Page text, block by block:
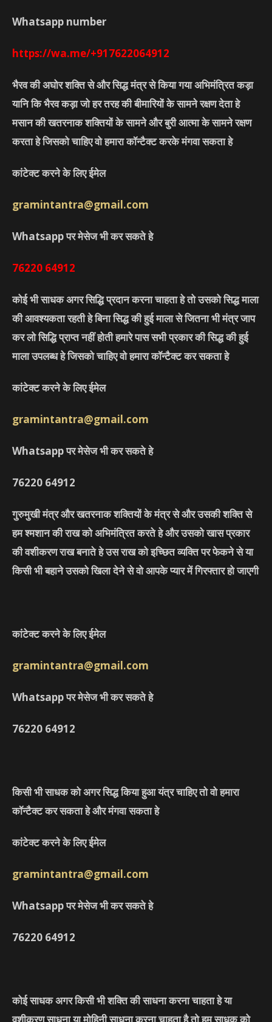
Whatsapp number
https://wa.me/+917622064912
भैरव की अघोर शक्ति से और सिद्ध मंत्र से किया गया अभिमंत्रित कड़ा
यानि कि भैरव कड़ा जो हर तरह की बीमारियों के सामने रक्षण देता हे
मसान की खतरनाक शक्तियों के सामने और बुरी आत्मा के सामने रक्षण
करता हे जिसको चाहिए वो हमारा कॉन्टैक्ट करके मंगवा सकता हे
कांटेक्ट करने के लिए ईमेल
gramintantra@gmail.com
Whatsapp पर मेसेज भी कर सकते हे
76220 64912
कोई भी साधक अगर सिद्धि प्रदान करना चाहता हे तो उसको सिद्ध माला
की आवश्यकता रहती हे बिना सिद्ध की हुई माला से जितना भी मंत्र जाप
कर लो सिद्धि प्राप्त नहीं होती हमारे पास सभी प्रकार की सिद्ध की हुई
माला उपलब्ध हे जिसको चाहिए वो हमारा कॉन्टैक्ट कर सकता हे
कांटेक्ट करने के लिए ईमेल
gramintantra@gmail.com
Whatsapp पर मेसेज भी कर सकते हे
76220 64912
गुरुमुखी मंत्र और खतरनाक शक्तियों के मंत्र से और उसकी शक्ति से
हम श्मशान की राख को अभिमंत्रित करते हे और उसको खास प्रकार
की वशीकरण राख बनाते हे उस राख को इच्छित व्यक्ति पर फेकने से या
किसी भी बहाने उसको खिला देने से वो आपके प्यार में गिरफ्तार हो जाएगी
कांटेक्ट करने के लिए ईमेल
gramintantra@gmail.com
Whatsapp पर मेसेज भी कर सकते हे
76220 64912
किसी भी साधक को अगर सिद्ध किया हुआ यंत्र चाहिए तो वो हमारा
कॉन्टैक्ट कर सकता हे और मंगवा सकता हे
कांटेक्ट करने के लिए ईमेल
gramintantra@gmail.com
Whatsapp पर मेसेज भी कर सकते हे
76220 64912
कोई साधक अगर किसी भी शक्ति की साधना करना चाहता हे या